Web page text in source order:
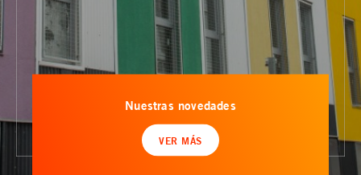
Nuestras novedades
VER MÁS